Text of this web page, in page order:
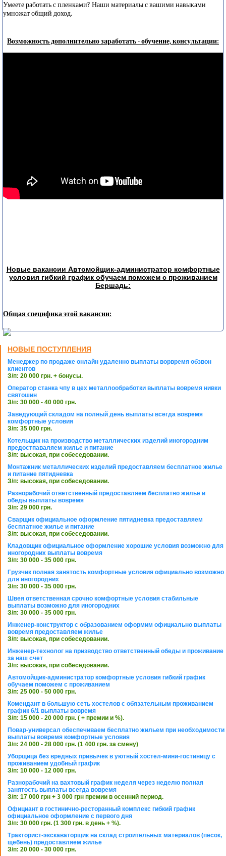
Умеете работать с пленками? Наши материалы с вашими навыками
умножат общий доход.
Возможность дополнительно заработать - обучение, консультации:
Новые вакансии Автомойщик-администратор комфортные
условия гибкий график обучаем поможем с проживанием
Бершадь:
Общая специфика этой вакансии:
НОВЫЕ ПОСТУПЛЕНИЯ
Менеджер по продаже онлайн удаленно выплаты ворвремя обзвон
клиентов
З/п: 20 000 грн. + бонусы.
Оператор станка чпу в цех металлообработки выплаты вовремя нивки
святошин
З/п: 30 000 - 40 000 грн.
Заведующий складом на полный день выплаты всегда вовремя
комфортные условия
З/п: 35 000 грн.
Котельщик на производство металлических изделий иногородним
предостпаваляем жилье и питание
З/п: высокая, при собеседовании.
Монтажник металлических изделий предоставляем бесплатное жилье
и питание пятидневка
З/п: высокая, при собеседовании.
Разнорабочий ответственный предоставляем бесплатно жилье и
обеды выплаты вовремя
З/п: 29 000 грн.
Сварщик официальное оформление пятидневка предоставляем
бесплатное жилье и питание
З/п: высокая, при собеседовании.
Кладовщик официальное оформление хорошие условия возможно для
иногородних выплаты вовремя
З/п: 30 000 - 35 000 грн.
Грузчик полная занятость комфортные условия официально возможно
для иногородних
З/п: 30 000 - 35 000 грн.
Швея ответственная срочно комфортные условия стабильные
выплаты возможно для иногородних
З/п: 30 000 - 35 000 грн.
Инженер-конструктор с образованием оформим официально выплаты
вовремя предоставляем жилье
З/п: высокая, при собеседовании.
Инженер-технолог на призводство ответственный обеды и проживание
за наш счет
З/п: высокая, при собеседовании.
Автомойщик-администратор комфортные условия гибкий график
обучаем поможем с проживанием
З/п: 25 000 - 50 000 грн.
Комендант в большую сеть хостелов с обязательным проживанием
график 6/1 выплаты вовремя
З/п: 15 000 - 20 000 грн. ( + премии и %).
Повар-универсал обеспечиваем бесплатно жильем при необходимости
выплаты вовремя комфортные условия
З/п: 24 000 - 28 000 грн. (1 400 грн. за смену)
Уборщица без вредных привычек в уютный хостел-мини-гостиницу с
проживанием удобный график
З/п: 10 000 - 12 000 грн.
Разнорабочий на вахтовый график неделя через неделю полная
занятость выплаты всегда вовремя
З/п: 17 000 грн + 3 000 грн премии в осенний период.
Официант в гостинично-ресторанный комплекс гибкий график
официальное оформление с первого дня
З/п: 30 000 грн. (1 300 грн. в день + %).
Тракторист-экскаваторщик на склад строительных материалов (песок,
щебень) предоставляем жилье
З/п: 20 000 - 30 000 грн.